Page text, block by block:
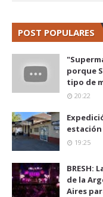
POST POPULARES
porque
tipo de
20:22
19:25
BRESH:
de la
Aires